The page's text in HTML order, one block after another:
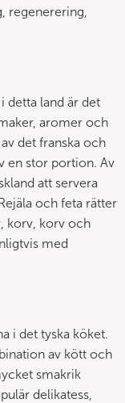
regenerering,
detta land är det
aromer och
det franska och
en stor portion. Av
att servera
och feta rätter
korv, korv och
med
i det tyska köket.
av kött och
smakrik
delikatess,